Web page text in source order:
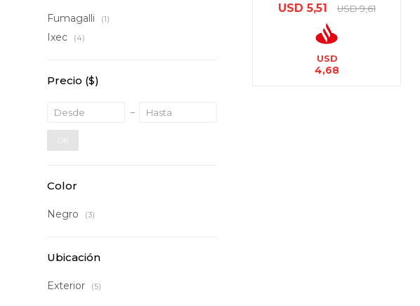
USD 5,51 USD 9,61
USD
4,68
Fumagalli (1)
Ixec (4)
Precio ($)
OK
Color
Negro (3)
Ubicación
Exterior (5)